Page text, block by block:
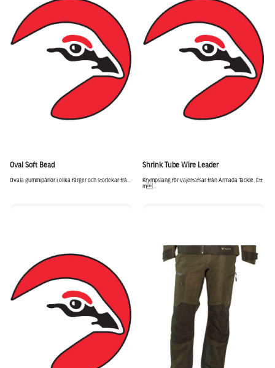
Oval Soft Bead
Ovala gummipärlor i olika färger och storlekar frå...
Shrink Tube Wire Leader
Krympslang för vajertafsar från Armada Tackle. Ett
m...